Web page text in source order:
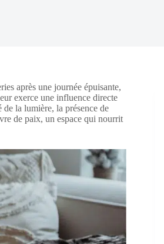
après une journée épuisante,
exerce une influence directe
la lumière, la présence de
de paix, un espace qui nourrit